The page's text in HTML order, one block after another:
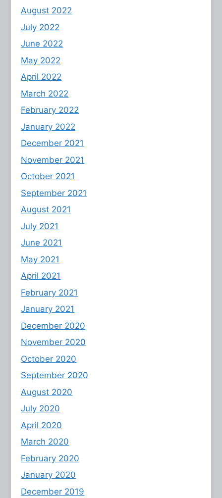
August 2022
July 2022
June 2022
May 2022
April 2022
March 2022
February 2022
January 2022
December 2021
November 2021
October 2021
September 2021
August 2021
July 2021
June 2021
May 2021
April 2021
February 2021
January 2021
December 2020
November 2020
October 2020
September 2020
August 2020
July 2020
April 2020
March 2020
February 2020
January 2020
December 2019